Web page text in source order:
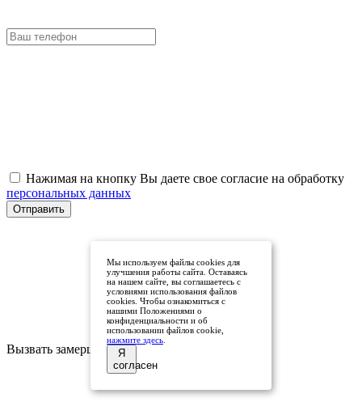
Нажимая на кнопку Вы даете свое согласие на обработку
персональных данных
Отправить
Вызвать замерщика
Мы используем файлы cookies для
улучшения работы сайта. Оставаясь
на нашем сайте, вы соглашаетесь с
условиями использования файлов
cookies. Чтобы ознакомиться с
нашими Положениями о
конфиденциальности и об
использовании файлов cookie,
нажмите здесь
Я
согласен